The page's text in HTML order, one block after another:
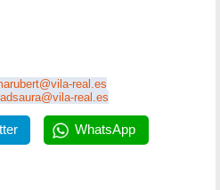
real.es
adsaura@vila-real.es
WhatsApp